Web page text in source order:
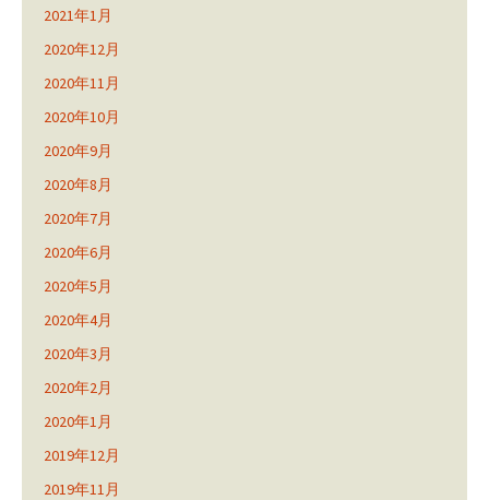
2021年1月
2020年12月
2020年11月
2020年10月
2020年9月
2020年8月
2020年7月
2020年6月
2020年5月
2020年4月
2020年3月
2020年2月
2020年1月
2019年12月
2019年11月